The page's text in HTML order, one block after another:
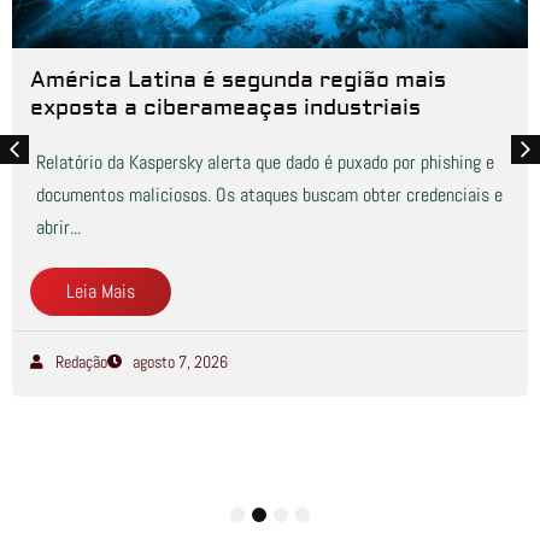
América Latina é segunda região mais
exposta a ciberameaças industriais
Relatório da Kaspersky alerta que dado é puxado por phishing e
documentos maliciosos. Os ataques buscam obter credenciais e
abrir...
Leia Mais
Redação agosto 7, 2026